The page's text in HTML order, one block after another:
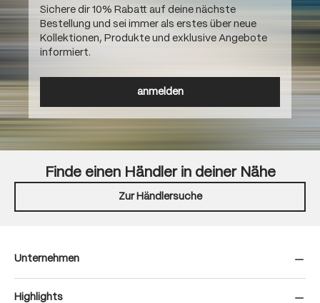
Sichere dir 10% Rabatt auf deine nächste
Bestellung und sei immer als erstes über neue
Kollektionen, Produkte und exklusive Angebote
informiert.
anmelden
Finde einen Händler in deiner Nähe
Zur Händlersuche
Unternehmen
Highlights